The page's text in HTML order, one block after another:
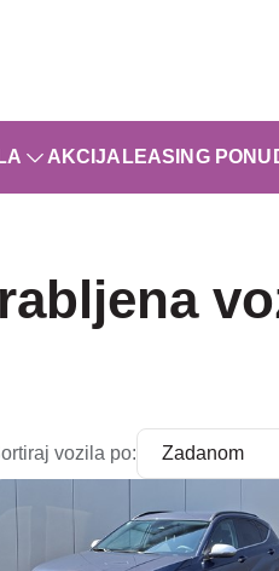
AKCIJA LEASING
vozila po: